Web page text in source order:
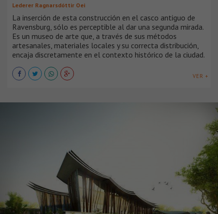
Lederer Ragnarsdóttir Oei
La inserción de esta construcción en el casco antiguo de
Ravensburg, sólo es perceptible al dar una segunda mirada.
Es un museo de arte que, a través de sus métodos
artesanales, materiales locales y su correcta distribución,
encaja discretamente en el contexto histórico de la ciudad.
VER +